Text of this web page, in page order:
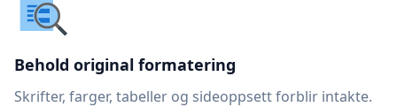
Behold original formatering
Skrifter, farger, tabeller og sideoppsett forblir intakte.